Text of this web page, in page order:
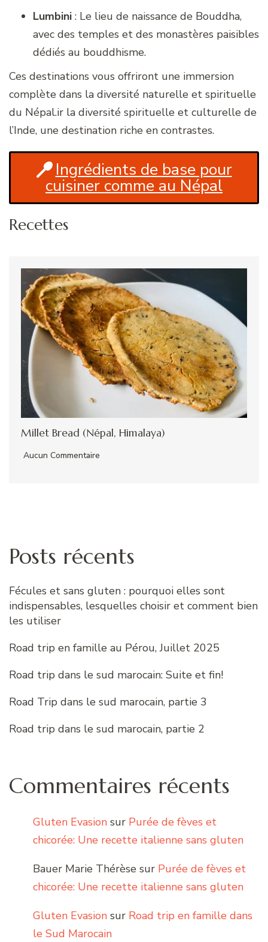
Lumbini : Le lieu de naissance de Bouddha,
avec des temples et des monastères paisibles
dédiés au bouddhisme.
Ces destinations vous offriront une immersion
complète dans la diversité naturelle et spirituelle
du Népal.ir la diversité spirituelle et culturelle de
l’Inde, une destination riche en contrastes.
Ingrédients de base pour
cuisiner comme au Népal
Recettes
Millet Bread (Népal, Himalaya)
Aucun Commentaire
Posts récents
Fécules et sans gluten : pourquoi elles sont
indispensables, lesquelles choisir et comment bien
les utiliser
Road trip en famille au Pérou, Juillet 2025
Road trip dans le sud marocain: Suite et fin!
Road Trip dans le sud marocain, partie 3
Road trip dans le sud marocain, partie 2
Commentaires récents
Gluten Evasion sur Purée de fèves et
chicorée: Une recette italienne sans gluten
Bauer Marie Thérèse sur Purée de fèves et
chicorée: Une recette italienne sans gluten
Gluten Evasion sur Road trip en famille dans
le Sud Marocain